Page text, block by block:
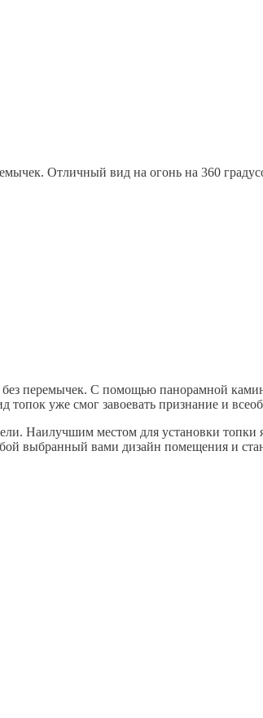
Отличный вид на огонь на 360
перемычек. С помощью панорамной
уже смог завоевать признание и
Наилучшим местом для установки топки
выбранный вами дизайн помещения и